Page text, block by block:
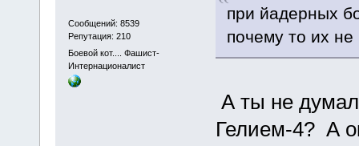
Сообщений: 8539
Репутация: 210
Боевой кот.... Фашист-
Интернационалист
при йадерных
почему то их
А ты не
Гелием-4? А